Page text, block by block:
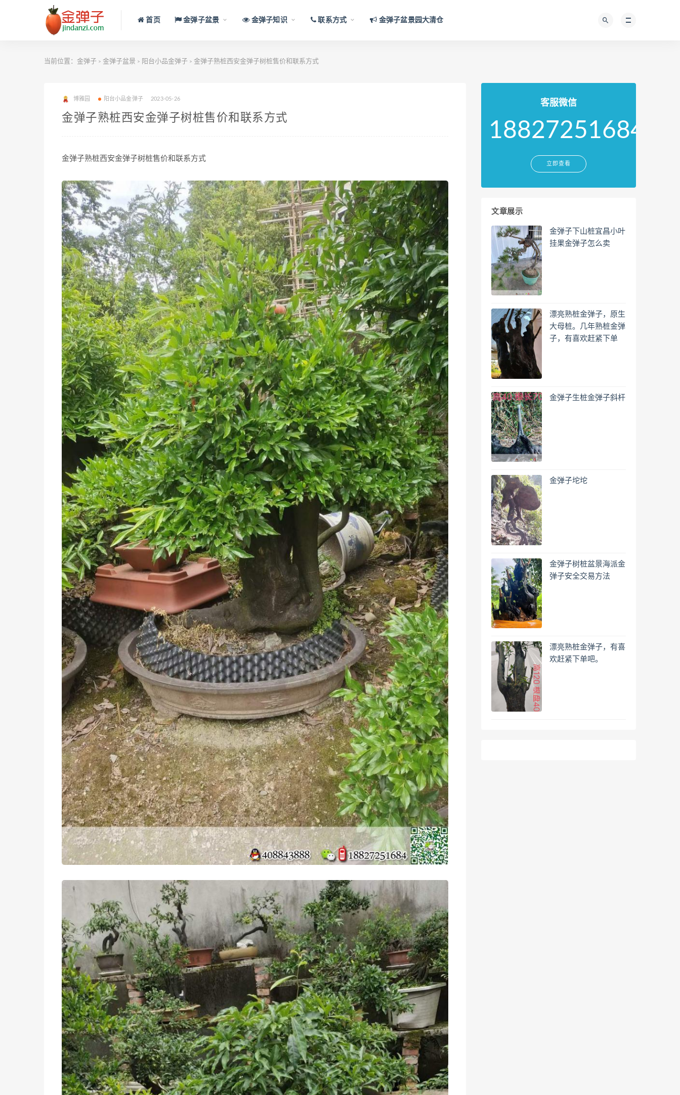
首页 金弹子盆景 金弹子知识 联系方式 金弹子盆景园大清仓
当前位置： 金弹子 > 金弹子盆景 > 阳台小品金弹子 > 金弹子熟桩西安金弹子树桩售价和联系方式
博雅园 阳台小品金弹子 2023-05-26
金弹子熟桩西安金弹子树桩售价和联系方式
金弹子熟桩西安金弹子树桩售价和联系方式
客服微信
18827251684
立即查看
文章展示
金弹子下山桩宜昌小叶
挂果金弹子怎么卖
漂亮熟桩金弹子，原生
大母桩。几年熟桩金弹
子，有喜欢赶紧下单
金弹子生桩金弹子斜杆
金弹子坨坨
金弹子树桩盆景海派金
弹子安全交易方法
漂亮熟桩金弹子，有喜
欢赶紧下单吧。